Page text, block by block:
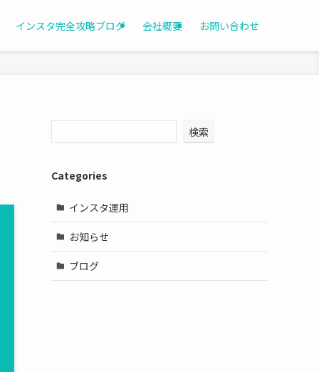
インスタ完全攻略ブログ 会社概要 お問い合わせ
検索
Categories
インスタ運用
お知らせ
ブログ